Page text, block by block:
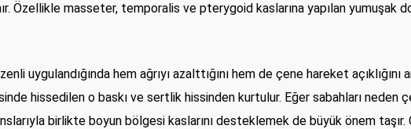
Özellikle masseter, temporalis ve pterygoid kaslarına yapılan yumuşak
uygulandığında hem ağrıyı azalttığını hem de çene hareket açıklığını
hissedilen o baskı ve sertlik hissinden kurtulur. Eğer sabahları neden
birlikte boyun bölgesi kaslarını desteklemek de büyük önem taşır.